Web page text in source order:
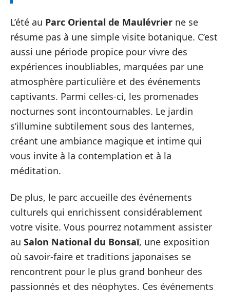
L’été au Parc Oriental de Maulévrier ne se
résume pas à une simple visite botanique. C’est
aussi une période propice pour vivre des
expériences inoubliables, marquées par une
atmosphère particulière et des événements
captivants. Parmi celles-ci, les promenades
nocturnes sont incontournables. Le jardin
s’illumine subtilement sous des lanternes,
créant une ambiance magique et intime qui
vous invite à la contemplation et à la
méditation.
De plus, le parc accueille des événements
culturels qui enrichissent considérablement
votre visite. Vous pourrez notamment assister
au Salon National du Bonsaï, une exposition
où savoir-faire et traditions japonaises se
rencontrent pour le plus grand bonheur des
passionnés et des néophytes. Ces événements